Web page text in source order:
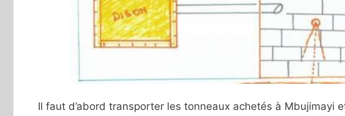
Il faut d’abord transporter les tonneaux achetés à Mbujimayi